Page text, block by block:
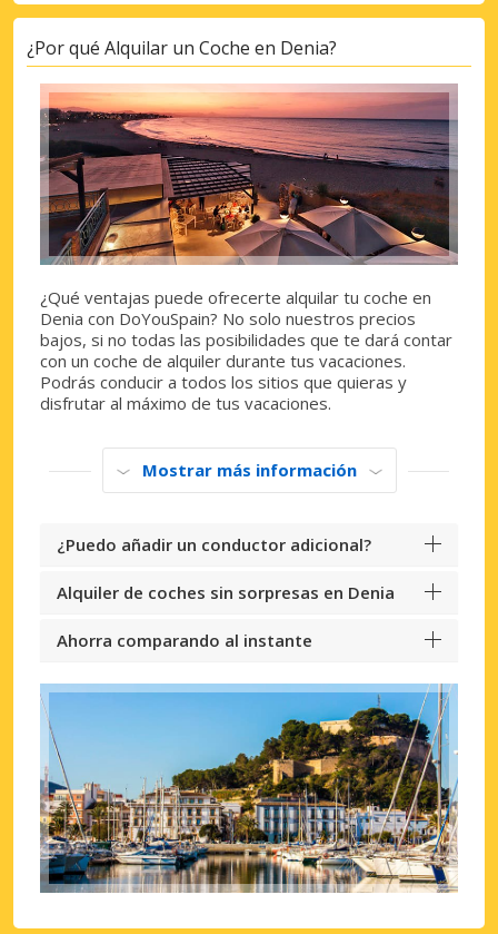
¿Por qué Alquilar un Coche en Denia?
¿Qué ventajas puede ofrecerte alquilar tu coche en
Denia con DoYouSpain? No solo nuestros precios
bajos, si no todas las posibilidades que te dará contar
con un coche de alquiler durante tus vacaciones.
Podrás conducir a todos los sitios que quieras y
disfrutar al máximo de tus vacaciones.
Mostrar más información
¿Puedo añadir un conductor adicional?
Alquiler de coches sin sorpresas en Denia
Ahorra comparando al instante